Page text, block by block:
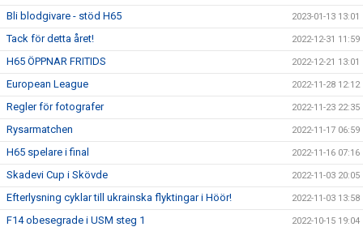
Bli blodgivare - stöd H65 2023-01-13 13:01
Tack för detta året! 2022-12-31 11:59
H65 ÖPPNAR FRITIDS 2022-12-21 13:01
European League 2022-11-28 12:12
Regler för fotografer 2022-11-23 22:35
Rysarmatchen 2022-11-17 06:59
H65 spelare i final 2022-11-16 07:16
Skadevi Cup i Skövde 2022-11-03 20:05
Efterlysning cyklar till ukrainska flyktingar i Höör! 2022-11-03 13:58
F14 obesegrade i USM steg 1 2022-10-15 19:04